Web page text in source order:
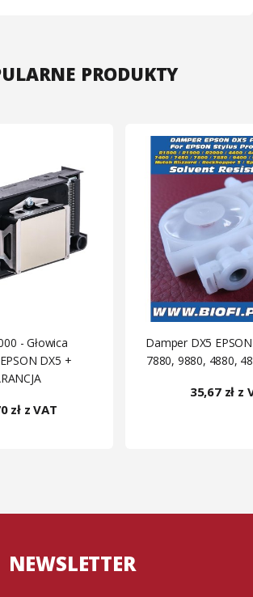
PRODUKTY
- Głowica
DX5 +
zł z VAT
Damper DX5
7880, 9880, 4880,
35,67 zł z
NEWSLETTER